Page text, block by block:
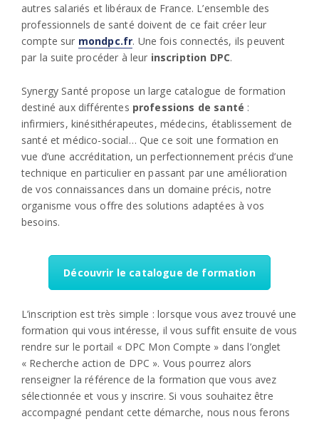
autres salariés et libéraux de France. L’ensemble des
professionnels de santé doivent de ce fait créer leur
compte sur mondpc.fr. Une fois connectés, ils peuvent
par la suite procéder à leur inscription DPC.
Synergy Santé propose un large catalogue de formation
destiné aux différentes professions de santé :
infirmiers, kinésithérapeutes, médecins, établissement de
santé et médico-social… Que ce soit une formation en
vue d’une accréditation, un perfectionnement précis d’une
technique en particulier en passant par une amélioration
de vos connaissances dans un domaine précis, notre
organisme vous offre des solutions adaptées à vos
besoins.
Découvrir le catalogue de formation
L’inscription est très simple : lorsque vous avez trouvé une
formation qui vous intéresse, il vous suffit ensuite de vous
rendre sur le portail « DPC Mon Compte » dans l’onglet
« Recherche action de DPC ». Vous pourrez alors
renseigner la référence de la formation que vous avez
sélectionnée et vous y inscrire. Si vous souhaitez être
accompagné pendant cette démarche, nous nous ferons